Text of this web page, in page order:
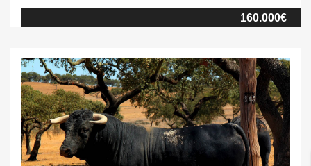
Comunidad de Regantes local y un buen acceso desde las
carreteras principales. Actualmente, esta finca se dedica al160.000€